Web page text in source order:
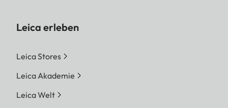
Leica erleben
Leica Stores
Leica Akademie
Leica Welt